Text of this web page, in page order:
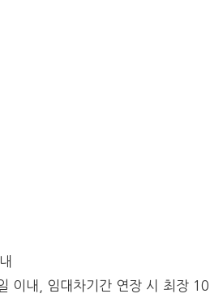
이내, 임대차기간 연장 시 최장